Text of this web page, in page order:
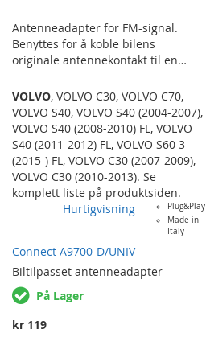
Antenneadapter for FM-signal.
Benyttes for å koble bilens
originale antennekontakt til en
antenneinngang. VOLVO C30 ('07 >),
C70 ('06 >), S40 ('04 >), V50 (04 >).
VOLVO, VOLVO C30, VOLVO C70,
VOLVO S40, VOLVO S40 (2004-2007),
VOLVO S40 (2008-2010) FL, VOLVO
S40 (2011-2012) FL, VOLVO S60 3
(2015-) FL, VOLVO C30 (2007-2009),
VOLVO C30 (2010-2013). Se
komplett liste på produktsiden.
Hurtigvisning
Plug&Play
Made in
Italy
Connect A9700-D/UNIV
Biltilpasset antenneadapter
På Lager
kr 119